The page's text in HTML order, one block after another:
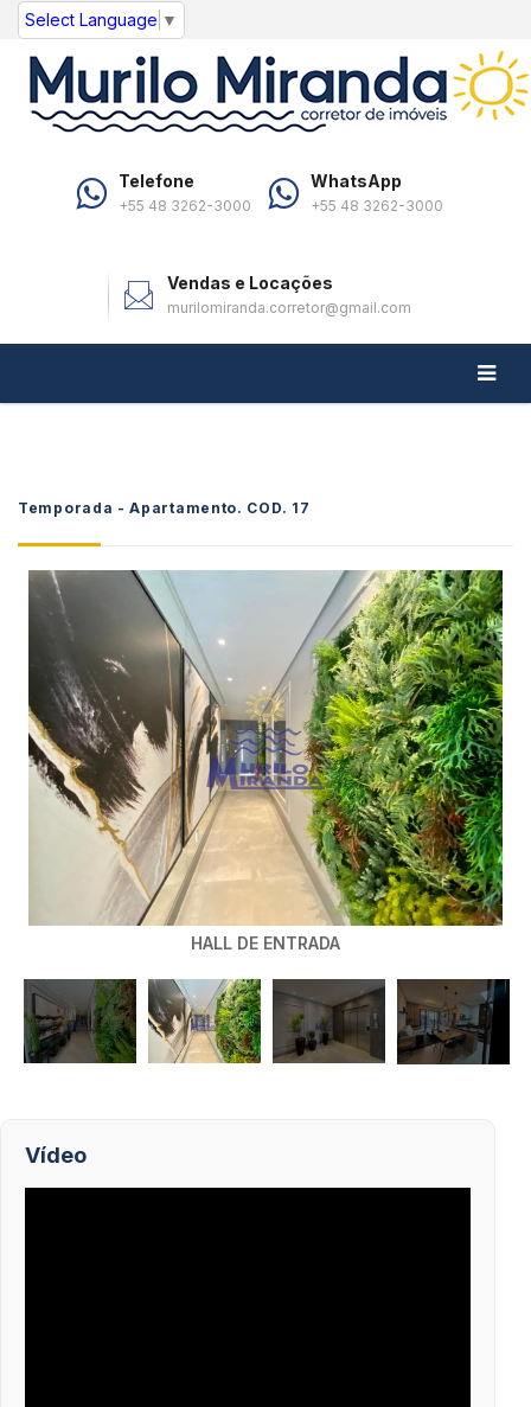
Select Language ▼
Telefone
+55 48 3262-3000
WhatsApp
+55 48 3262-3000
Vendas e Locações
murilomiranda.corretor@gmail.com
Temporada - Apartamento. COD. 17
HALL DE ENTRADA
HALL DE ENTRADA
Vídeo